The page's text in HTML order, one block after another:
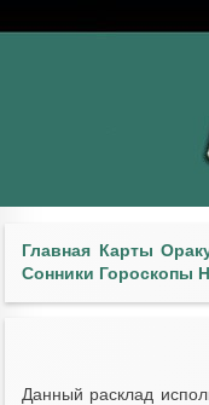
Главная Карты
Сонники Гороскопы
Данный расклад